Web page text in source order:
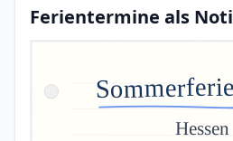
Ferientermine als
Hessen